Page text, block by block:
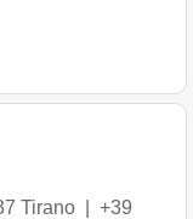
Tirano
+39